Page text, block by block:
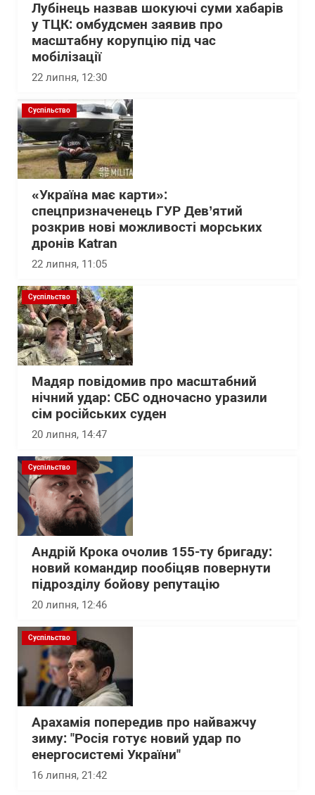
Лубінець назвав шокуючі суми хабарів
у ТЦК: омбудсмен заявив про
масштабну корупцію під час
мобілізації
22 липня, 12:30
Суспільство
«Україна має карти»:
спецпризначенець ГУР Дев’ятий
розкрив нові можливості морських
дронів Katran
22 липня, 11:05
Суспільство
Мадяр повідомив про масштабний
нічний удар: СБС одночасно уразили
сім російських суден
20 липня, 14:47
Суспільство
Андрій Крока очолив 155-ту бригаду:
новий командир пообіцяв повернути
підрозділу бойову репутацію
20 липня, 12:46
Суспільство
Арахамія попередив про найважчу
зиму: "Росія готує новий удар по
енергосистемі України"
16 липня, 21:42